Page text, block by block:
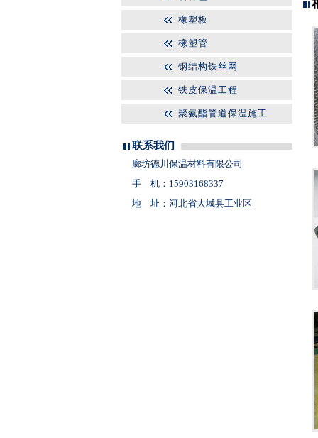
橡塑板
橡塑管
钢结构铁丝网
铁皮保温工程
聚氨酯管道保温施工
联系我们
廊坊德川保温材料有限公司
手 机：15903168337
地 址：河北省大城县工业区